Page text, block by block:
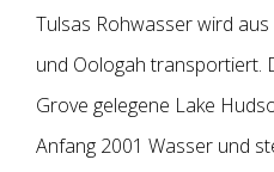
Tulsas Rohwasser wird
und Oologah transportiert.
Grove gelegene Lake
Anfang 2001 Wasser und